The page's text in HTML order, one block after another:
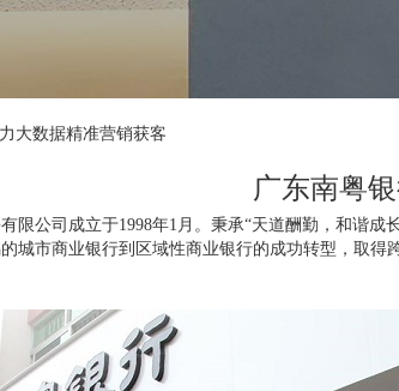
大数据精准营销获客
广东南粤
限公司成立于1998年1月。秉承“天道酬勤，和谐
城市商业银行到区域性商业银行的成功转型，取得